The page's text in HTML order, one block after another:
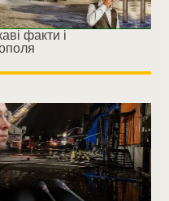
факти і